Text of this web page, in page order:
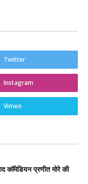
Twitter
Instagram
Vimeo
कॉमेडियन प्रणीत मोरे की